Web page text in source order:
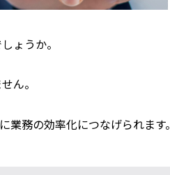
ょうか。
ん。
務の効率化につなげられます。